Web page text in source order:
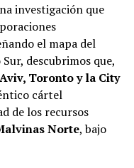
investigación que
el mapa del
descubrimos que,
Toronto y la City
cártel
de los recursos
Norte, bajo